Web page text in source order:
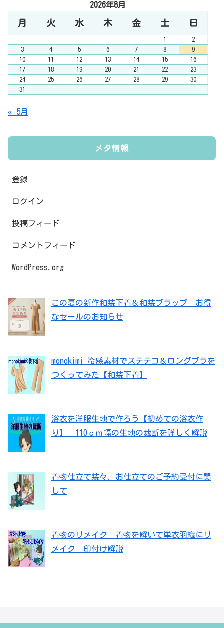
2026年8月
月 火 水 木 金 土 日
1
2
3
4 5 6 7 8
9
10
11 12 13 14 15
16
17
18 19 20 21 22
23
24
25 26 27 28 29
30
31
« 5月
メタ情報
登録
ログイン
投稿フィード
コメントフィード
WordPress.org
この夏の新作和装下着＆和装ブラップ お得
なセールのお知らせ
monokimi 冷感素材でステテコ＆ロングブラを
つくってみた【和装下着】
浴衣を洋服生地で作ろう【初めての浴衣作
り】 110ｃｍ幅の生地の裁断を詳しく解説
着物仕立て装々、お仕立てのご予約受付に関
して
着物のリメイク 着物を解いて単衣羽織にリ
メイク 印付け解説